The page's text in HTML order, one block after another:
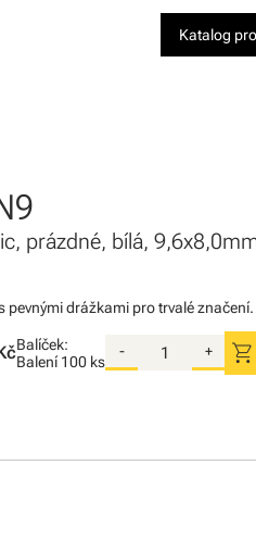
Katalog
prázdné, bílá,
pevnými drážkami pro trvalé značení.
Balíček:
Balení 100 ks
- + shopping_cart